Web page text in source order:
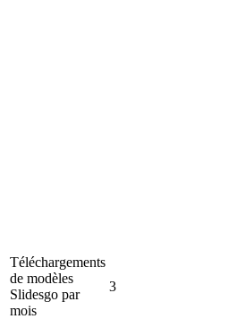
Téléchargements
de modèles
Slidesgo par
mois
3